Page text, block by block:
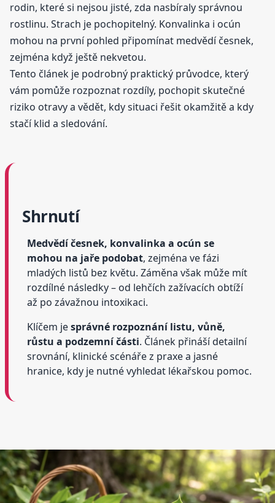
rodin, které si nejsou jisté, zda nasbíraly správnou
rostlinu. Strach je pochopitelný. Konvalinka i ocún
mohou na první pohled připomínat medvědí česnek,
zejména když ještě nekvetou.
Tento článek je podrobný praktický průvodce, který
vám pomůže rozpoznat rozdíly, pochopit skutečné
riziko otravy a vědět, kdy situaci řešit okamžitě a kdy
stačí klid a sledování.
Shrnutí
Medvědí česnek, konvalinka a ocún se
mohou na jaře podobat, zejména ve fázi
mladých listů bez květu. Záměna však může mít
rozdílné následky – od lehčích zažívacích obtíží
až po závažnou intoxikaci.
Klíčem jesprávné rozpoznání listu, vůně,
růstu a podzemní části. Článek přináší detailní
srovnání, klinické scénáře z praxe a jasné
hranice, kdy je nutné vyhledat lékařskou pomoc.